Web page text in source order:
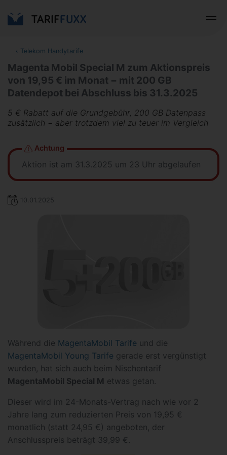
‹ Telekom Handytarife
Magenta Mobil Special M zum Aktionspreis
von 19,95 € im Monat − mit 200 GB
Datendepot bei Abschluss bis 31.3.2025
5 € Rabatt auf die Grundgebühr, 200 GB Datenpass
zusätzlich − aber trotzdem viel zu teuer im Vergleich
Achtung
Aktion ist am 31.3.2025 um 23 Uhr abgelaufen
10.01.2025
Während die MagentaMobil Tarife und die
MagentaMobil Young Tarife gerade erst vergünstigt
wurden, hat sich auch beim Nischentarif
MagentaMobil Special M etwas getan.
Dieser wird im 24-Monats-Vertrag nach wie vor 2
Jahre lang zum reduzierten Preis von 19,95 €
monatlich (statt 24,95 €) angeboten, der
Anschlusspreis beträgt 39,99 €.